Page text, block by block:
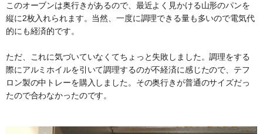
このオーブンは奥行きがあるので、最近よく見かける山形のパンを
縦に2枚入れられます。当然、一度に調理できる量も多いので電気代
的にも経済的です。
ただ、これに気づいていなくてちょっと失敗しました。調理をする
際にアルミホイルを引いて調理するのが不経済に感じたので、テフ
ロン製の中トレーを購入しました。その奥行きが普通のサイズだっ
たので合わなかったのです。